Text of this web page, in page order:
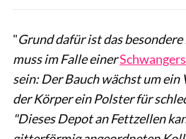
"Grund dafür ist das besondere
muss im Falle einer
sein: Der Bauch wächst um ein
der Körper ein Polster für
"Dieses Depot an Fettzellen